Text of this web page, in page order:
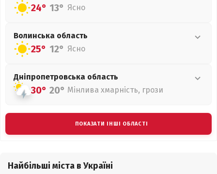
24° 13° Ясно
Волинська область
25° 12° Ясно
Дніпропетровська область
30° 20° Мінлива хмарність, грози
ПОКАЗАТИ ІНШІ ОБЛАСТІ
Найбільші міста в Україні